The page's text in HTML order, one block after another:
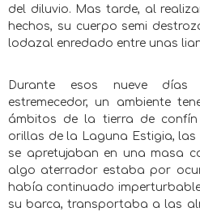
del diluvio. Mas tarde, al
hechos, su cuerpo semi
lodazal enredado entre unas
Durante esos nueve días
estremecedor, un ambiente
ámbitos de la tierra de
orillas de la Laguna Estigia,
se apretujaban en una masa
algo aterrador estaba por
había continuado
su barca, transportaba a las